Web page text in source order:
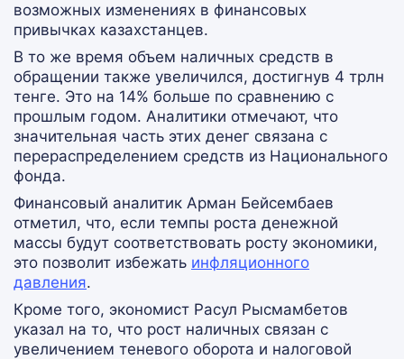
возможных изменениях в финансовых
привычках казахстанцев.
В то же время объем наличных средств в
обращении также увеличился, достигнув 4 трлн
тенге. Это на 14% больше по сравнению с
прошлым годом. Аналитики отмечают, что
значительная часть этих денег связана с
перераспределением средств из Национального
фонда.
Финансовый аналитик Арман Бейсембаев
отметил, что, если темпы роста денежной
массы будут соответствовать росту экономики,
это позволит избежать инфляционного
давления.
Кроме того, экономист Расул Рысмамбетов
указал на то, что рост наличных связан с
увеличением теневого оборота и налоговой